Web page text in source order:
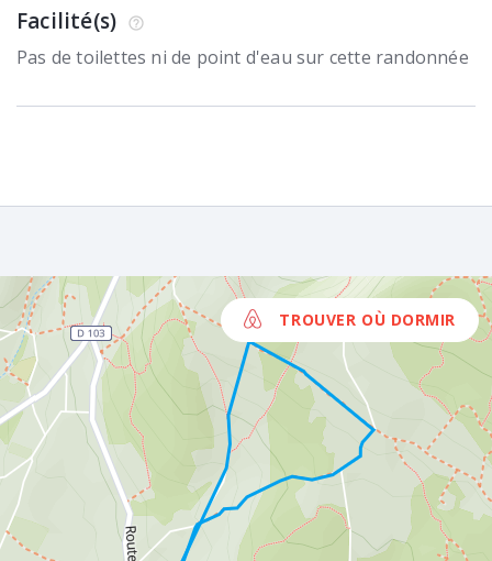
Facilité(s)
Pas de toilettes ni de point d'eau sur cette randonnée
TROUVER OÙ DORMIR